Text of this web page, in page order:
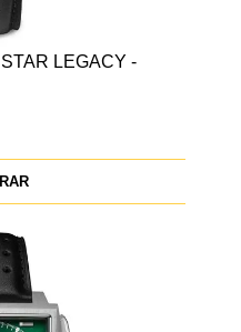
LEGACY -